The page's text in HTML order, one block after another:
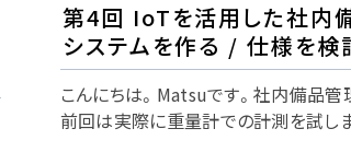
第4回 IoTを活用した社内
システムを作る / 仕様を検
こんにちは。Matsuです。社内備品管
前回は実際に重量計での計測を試し